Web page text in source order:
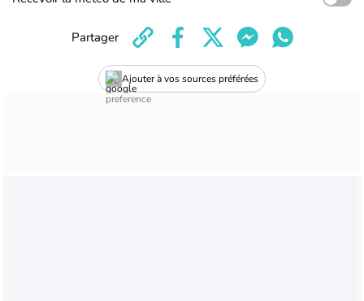
Ajouter à vos sources préférées
Partager